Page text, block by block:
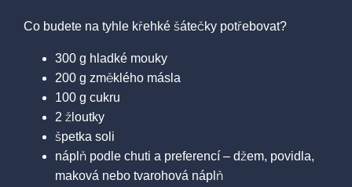
Co budete na tyhle křehké šátečky potřebovat?
300 g hladké mouky
200 g změklého másla
100 g cukru
2 žloutky
špetka soli
náplň podle chuti a preferencí – džem, povidla,
maková nebo tvarohová náplň